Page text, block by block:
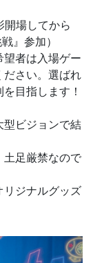
場してから
』参加）
者は入場ゲー
ださい。選ばれ
目指します！
型ビジョンで結
土足厳禁なので
リジナルグッズ